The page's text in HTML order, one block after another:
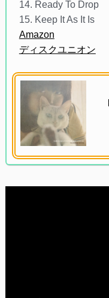
14. Ready To Drop
15. Keep It As It Is
Amazon
ディスクユニオン